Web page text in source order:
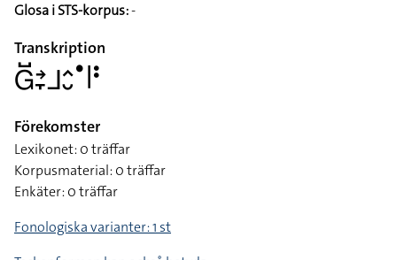
Glosa i STS-korpus:-
Transkription
􌤦􌤹􌥔􌥙􌤨􌤵􌤷􌤟􌥼􌥻
Förekomster
Lexikonet: 0 träffar
Korpusmaterial: 0 träffar
Enkäter: 0 träffar
Fonologiska varianter: 1 st